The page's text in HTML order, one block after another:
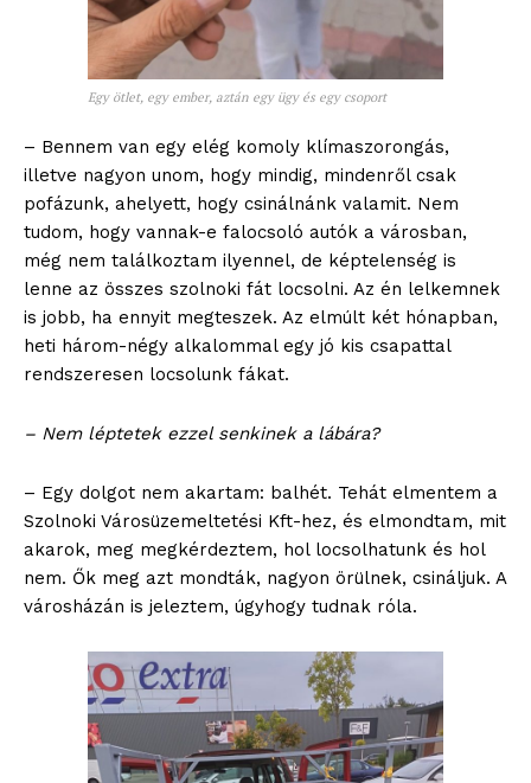
Egy ötlet, egy ember, aztán egy ügy és egy csoport
– Bennem van egy elég komoly klímaszorongás,
illetve nagyon unom, hogy mindig, mindenről csak
pofázunk, ahelyett, hogy csinálnánk valamit. Nem
tudom, hogy vannak-e falocsoló autók a városban,
még nem találkoztam ilyennel, de képtelenség is
lenne az összes szolnoki fát locsolni. Az én lelkemnek
is jobb, ha ennyit megteszek. Az elmúlt két hónapban,
heti három-négy alkalommal egy jó kis csapattal
rendszeresen locsolunk fákat.
– Nem léptetek ezzel senkinek a lábára?
– Egy dolgot nem akartam: balhét. Tehát elmentem a
Szolnoki Városüzemeltetési Kft-hez, és elmondtam, mit
akarok, meg megkérdeztem, hol locsolhatunk és hol
nem. Ők meg azt mondták, nagyon örülnek, csináljuk. A
városházán is jeleztem, úgyhogy tudnak róla.